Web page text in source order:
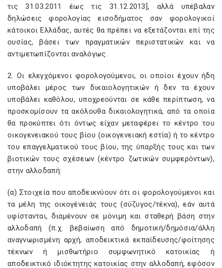
τις 31.03.2011 έως τις 31.12.2013], αλλά υπέβαλαν
δηλώσεις φορολογίας εισοδήματος σαν φορολογικοί
κάτοικοι Ελλάδας, αυτές θα πρέπει να εξετάζονται επί της
ουσίας, βάσει των πραγματικών περιστατικών και να
αντιμετωπίζονται αναλόγως.
2. Οι ελεγχόμενοι φορολογούμενοι, οι οποίοι έχουν ήδη
υποβάλει μέρος των δικαιολογητικών ή δεν τα έχουν
υποβάλει καθόλου, υποχρεούνται σε κάθε περίπτωση, να
προσκομίσουν τα ακόλουθα δικαιολογητικά, από τα οποία
θα προκύπτει ότι όντως είχαν μεταφέρει το κέντρο του
οικογενειακού τους βίου (οικογενειακή εστία) ή το κέντρο
του επαγγελματικού τους βίου, της ύπαρξής τους και των
βιοτικών τους σχέσεων (κέντρο ζωτικών συμφερόντων),
στην αλλοδαπή:
(α) Στοιχεία που αποδεικνύουν ότι οι φορολογούμενοι και
τα μέλη της οικογένειάς τους (σύζυγος/τέκνα), εάν αυτά
υφίστανται, διαμένουν σε μόνιμη και σταθερή βάση στην
αλλοδαπή (π.χ. βεβαίωση από δημοτική/δημόσια/άλλη
αναγνωρισμένη αρχή, αποδεικτικά εκπαίδευσης/φοίτησης
τέκνων ή μισθωτήριο συμφωνητικό κατοικίας ή
αποδεικτικό ιδιόκτητης κατοικίας στην αλλοδαπή, εφόσον